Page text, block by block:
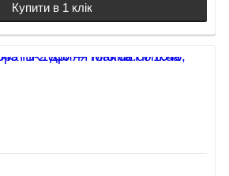
Купити в 1 клік